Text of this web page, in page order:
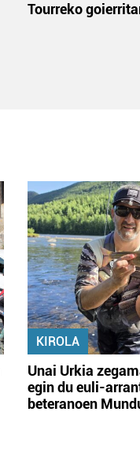
Tourreko
KIROLA
Unai Urkia
egin du euli-
beteranoen